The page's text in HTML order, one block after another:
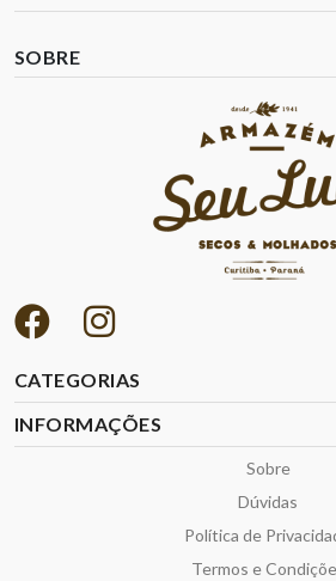
SOBRE
CATEGORIAS
INFORMAÇÕES
Sobre
Dúvidas
Política de
Termos e